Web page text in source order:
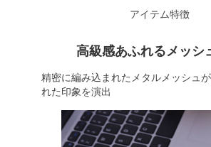
アイテム特徴
高級感あふれるメッシ
精密に編み込まれたメタルメッシュ
れた印象を演出